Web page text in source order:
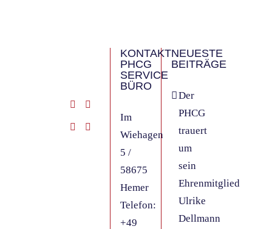
KONTAKT
PHCG
SERVICE
BÜRO
Im
Wiehagen
5 /
58675
Hemer
Telefon:
+49
NEUESTE
BEITRÄGE
Der
PHCG
trauert
um
sein
Ehrenmitglied
Ulrike
Dellmann